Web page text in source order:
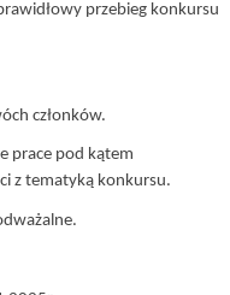
przebieg konkursu
członków.
prace pod kątem
z tematyką konkursu.